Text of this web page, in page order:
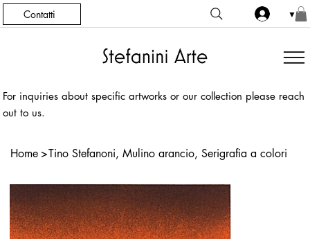
Contatti ▼
For inquiries about specific artworks or our collection please reach
out to us.
Home >Tino Stefanoni, Mulino arancio, Serigrafia a colori